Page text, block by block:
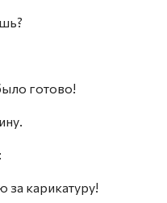
готово!
за карикатуру!